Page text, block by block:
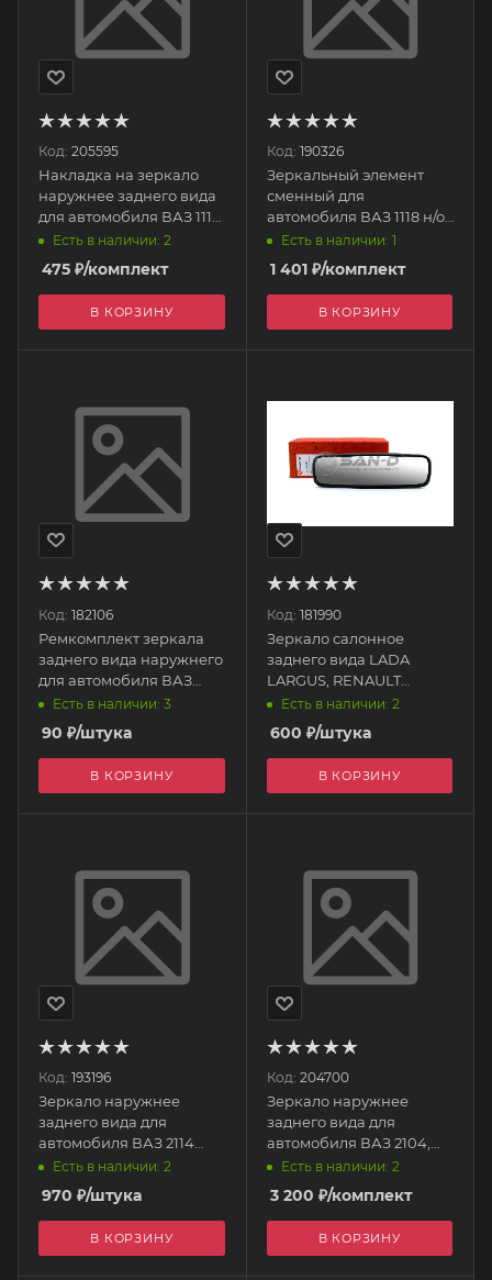
Код: 205595
Накладка на зеркало
наружнее заднего вида
для автомобиля ВАЗ 1118
(не крашен.) 2шт. 1118-
8201232/33 ПЛАСТИК
Есть в наличии: 2
475 ₽/комплект
В КОРЗИНУ
Код: 190326
Зеркальный элемент
сменный для
автомобиля ВАЗ 1118 н/о,
для автомобиля ВАЗ
2190 с обогревом ZE2173
SAN-D
Есть в наличии: 1
1 401₽/комплект
В КОРЗИНУ
Код: 182106
Ремкомплект зеркала
заднего вида наружнего
для автомобиля ВАЗ
2108 (на 1 зерк.) 2108-
8201312/85*РК SAN-D
Есть в наличии: 3
90 ₽/штука
В КОРЗИНУ
Код: 181990
Зеркало салонное
заднего вида LADA
LARGUS, RENAULT
LOGAN ZZ2820 SAN-D
Есть в наличии: 2
600 ₽/штука
В КОРЗИНУ
Код: 193196
Зеркало наружнее
заднего вида для
автомобиля ВАЗ 2114
левое упак. 2114-8201051
ЛОГО-Д
Есть в наличии: 2
970 ₽/штука
В КОРЗИНУ
Код: 204700
Зеркало наружнее
заднего вида для
автомобиля ВАЗ 2104,
05, 07 2шт. под Гранту
некраш. 00001334 РОС
ЛЮКС
Есть в наличии: 2
3 200 ₽/комплект
В КОРЗИНУ